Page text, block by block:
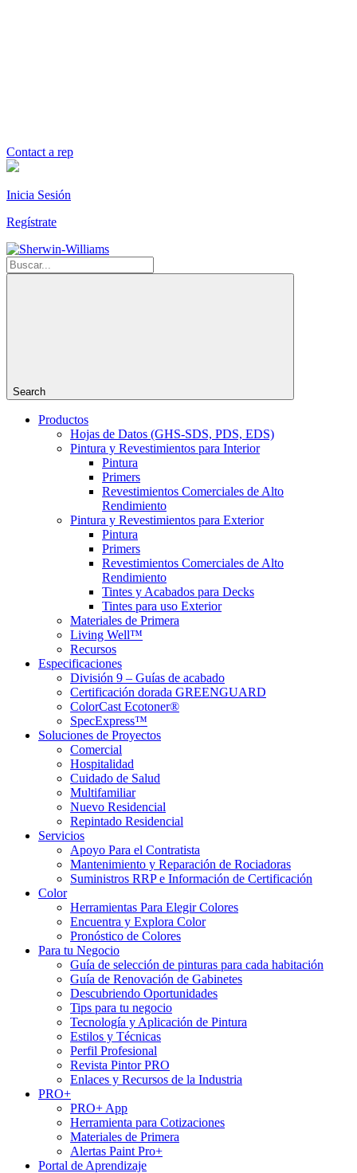
Contact a rep
Inicia Sesión
Regístrate
Search
Productos
Hojas de Datos (GHS-SDS, PDS, EDS)
Pintura y Revestimientos para Interior
Pintura
Primers
Revestimientos Comerciales de Alto
Rendimiento
Pintura y Revestimientos para Exterior
Pintura
Primers
Revestimientos Comerciales de Alto
Rendimiento
Tintes y Acabados para Decks
Tintes para uso Exterior
Materiales de Primera
Living Well™
Recursos
Especificaciones
División 9 – Guías de acabado
Certificación dorada GREENGUARD
ColorCast Ecotoner®
SpecExpress™
Soluciones de Proyectos
Comercial
Hospitalidad
Cuidado de Salud
Multifamiliar
Nuevo Residencial
Repintado Residencial
Servicios
Apoyo Para el Contratista
Mantenimiento y Reparación de Rociadoras
Suministros RRP e Información de Certificación
Color
Herramientas Para Elegir Colores
Encuentra y Explora Color
Pronóstico de Colores
Para tu Negocio
Guía de selección de pinturas para cada habitación
Guía de Renovación de Gabinetes
Descubriendo Oportunidades
Tips para tu negocio
Tecnología y Aplicación de Pintura
Estilos y Técnicas
Perfil Profesional
Revista Pintor PRO
Enlaces y Recursos de la Industria
PRO+
PRO+ App
Herramienta para Cotizaciones
Materiales de Primera
Alertas Paint Pro+
Portal de Aprendizaje